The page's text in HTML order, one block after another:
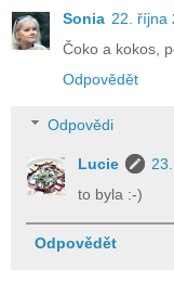
Sonia 22. října
Čoko a kokos,
Odpovědět
Odpovědi
Lucie
to byla :-)
Odpovědět